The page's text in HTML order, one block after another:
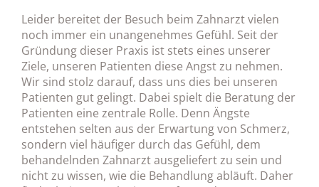
Leider bereitet der Besuch beim Zahnarzt vielen
noch immer ein unangenehmes Gefühl. Seit der
Gründung dieser Praxis ist stets eines unserer
Ziele, unseren Patienten diese Angst zu nehmen.
Wir sind stolz darauf, dass uns dies bei unseren
Patienten gut gelingt. Dabei spielt die Beratung der
Patienten eine zentrale Rolle. Denn Ängste
entstehen selten aus der Erwartung von Schmerz,
sondern viel häufiger durch das Gefühl, dem
behandelnden Zahnarzt ausgeliefert zu sein und
nicht zu wissen, wie die Behandlung abläuft. Daher